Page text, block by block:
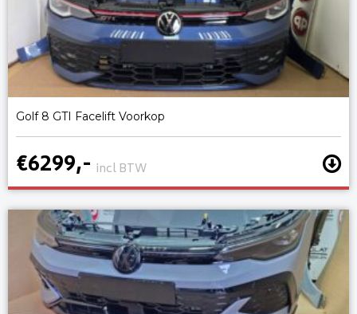
Golf 8 GTI Facelift Voorkop
€6299,- incl BTW